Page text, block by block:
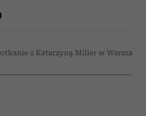
z Katarzyną Miller w Warszawie